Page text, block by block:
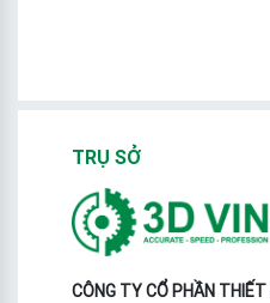
TRỤ SỞ
CÔNG TY CỔ PHẦN